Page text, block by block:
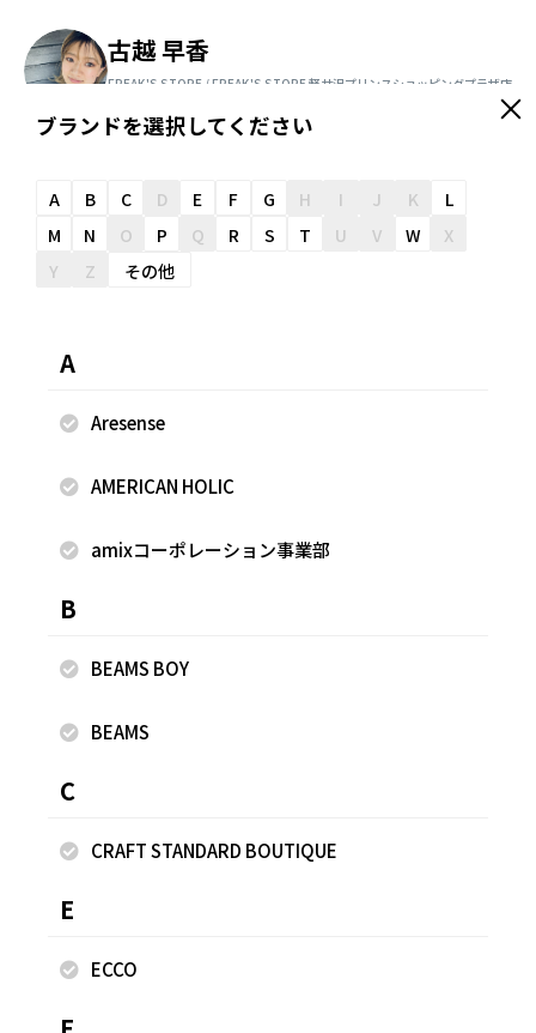
古越 早香
FREAK'S STORE / FREAK'S STORE 軽井沢プリンスショッピングプラザ店
友だち追加
※安全を考慮した上で撮影をしております。 ※こちらの商品
覧ください。 ※掲載画像の商品の色味は、屋外や屋内の光の
着用商品
ブランドを選択してください
A B C D E F G H I J K
L
M
N O P Q R S T U V W
X
Y
Z その他
A
Aresense
AMERICAN HOLIC
amixコーポレーション事業部
B
BEAMS BOY
BEAMS
C
CRAFT STANDARD BOUTIQUE
E
ECCO